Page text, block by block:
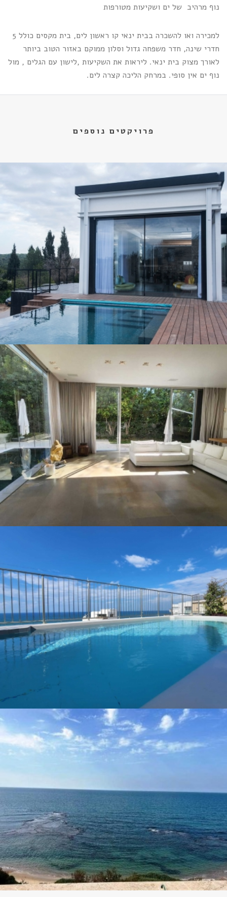
נוף מרהיב של ים ושקיעות מטורפות
למכירה ואו להשכרה בבית ינאי קו ראשון לים, בית מקסים כולל 5
חדרי שינה, חדר משפחה גדול וסלון ממוקם באזור הטוב ביותר
לאורך מצוק בית ינאי. ליראות את השקיעות ,לישון עם הגלים , מול
נוף ים אין סופי. במרחק הליכה קצרה לים.
פרויקטים נוספים